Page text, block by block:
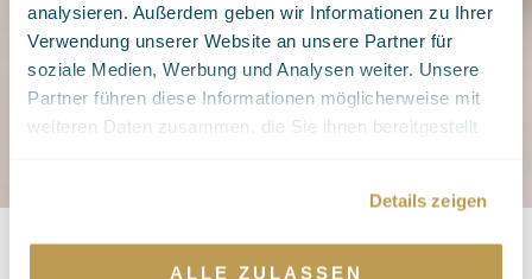
analysieren. Außerdem geben wir Informationen zu Ihrer
Verwendung unserer Website an unsere Partner für
soziale Medien, Werbung und Analysen weiter. Unsere
Partner führen diese Informationen möglicherweise mit
weiteren Daten zusammen, die Sie ihnen bereitgestellt
Details zeigen
ALLE ZULASSEN